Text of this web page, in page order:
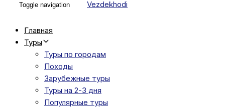
Toggle navigation
Главная
Туры
Туры по городам
Походы
Зарубежные туры
Туры на 2-3 дня
Популярные туры